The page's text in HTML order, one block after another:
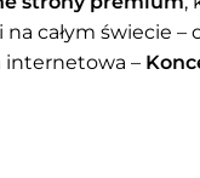
całym świecie –
internetowa –